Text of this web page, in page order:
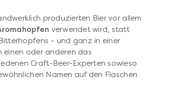
produzierten Bier vor allem
verwendet wird, statt
– und ganz in einer
einen oder anderen das
Craft-Beer-Experten sowieso
Namen auf den Flaschen